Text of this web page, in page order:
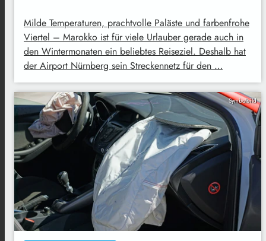
Milde Temperaturen, prachtvolle Paläste und farbenfrohe
Viertel – Marokko ist für viele Urlauber gerade auch in
den Wintermonaten ein beliebtes Reiseziel. Deshalb hat
der Airport Nürnberg sein Streckennetz für den …
Symbolbild